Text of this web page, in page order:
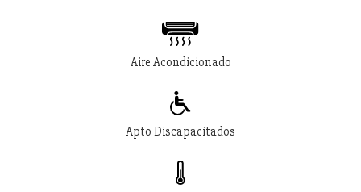
Aire Acondicionado
Apto Discapacitados